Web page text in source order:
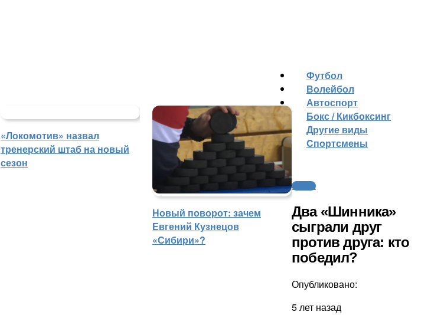
«Локомотив» назвал
тренерский штаб на новый
сезон
Новый поворот: зачем
Евгений Кузнецов
«Сибири»?
Футбол
Волейбол
Автоспорт
Бокс / Кикбоксинг
Другие виды
Cпортсмены
Футбол
Два «Шинника»
сыграли друг
против друга: кто
победил?
Опубликовано:
5 лет назад